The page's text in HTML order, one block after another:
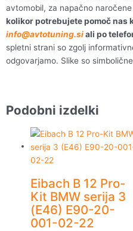
avtomobil, za napačno
kolikor potrebujete pomoč nas
info@avtotuning.siali po
spletni strani so zgolj
odgovarjamo. Slike so
Podobni izdelki
Eibach B 12 Pro-
Kit BMW serija 3
(E46) E90-20-
001-02-22